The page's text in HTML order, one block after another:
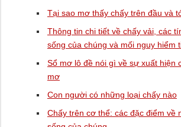
Tại sao mơ thấy chấy trên đầu và
Thông tin chi tiết về chấy vải, các
sống của chúng và mối nguy hiểm
Sổ mơ lô đề nói gì về sự xuất hiện
mơ
Con người có những loại chấy nào
Chấy trên cơ thể: các đặc điểm về